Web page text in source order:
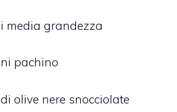
media grandezza
pachino
olive nere snocciolate